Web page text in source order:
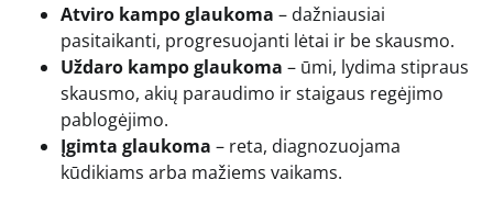
Atviro kampo glaukoma – dažniausiai
pasitaikanti, progresuojanti lėtai ir be skausmo.
Uždaro kampo glaukoma – ūmi, lydima stipraus
skausmo, akių paraudimo ir staigaus regėjimo
pablogėjimo.
Įgimta glaukoma – reta, diagnozuojama
kūdikiams arba mažiems vaikams.